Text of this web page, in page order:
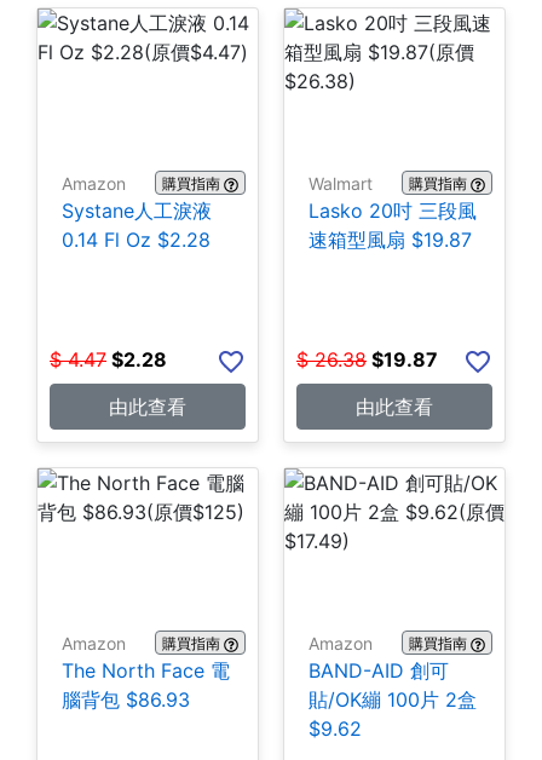
Amazon 購買指南
Systane人工淚液
0.14 Fl Oz $2.28
$ 4.47 $2.28
由此查看
Walmart 購買指南
Lasko 20吋 三段風
速箱型風扇 $19.87
$ 26.38 $19.87
由此查看
Amazon 購買指南
The North Face 電
腦背包 $86.93
Amazon 購買指南
BAND-AID 創可
貼/OK繃 100片 2盒
$9.62